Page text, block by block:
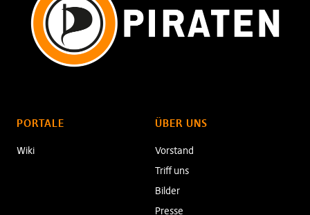
PORTALE
Wiki
ÜBER UNS
Vorstand
Triff uns
Bilder
Presse